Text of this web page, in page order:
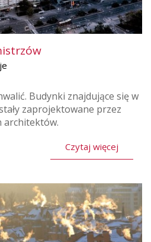
Budynki znajdujące się w
zaprojektowane przez
architektów.
Czytaj więcej